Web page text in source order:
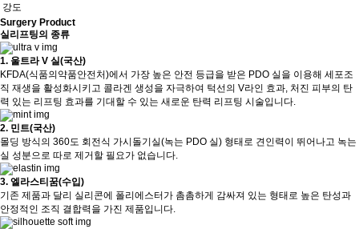
강도
Surgery Product
실리프팅의 종류
1. 울트라 V 실(국산)
KFDA(식품의약품안전처)에서 가장 높은 안전 등급을 받은 PDO 실을 이용해 세포조
직 재생을 활성화시키고 콜라겐 생성을 자극하여 턱선의 V라인 효과, 처진 피부의 탄
력 있는 리프팅 효과를 기대할 수 있는 새로운 탄력 리프팅 시술입니다.
2. 민트(국산)
몰딩 방식의 360도 회전식 가시돌기실(녹는 PDO 실) 형태로 견인력이 뛰어나고 녹는
실 성분으로 따로 제거할 필요가 없습니다.
3. 엘라스티꿈(수입)
기존 제품과 달리 실리콘에 폴리에스터가 촘촘하게 감싸져 있는 형태로 높은 탄성과
안정적인 조직 결합력을 가진 제품입니다.